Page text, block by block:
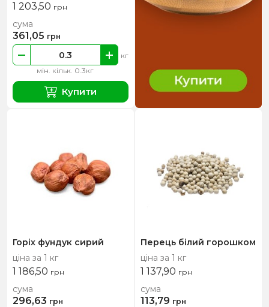
1 203,50 грн
мін. кільк. 0.3кг
кг
сума
361,05 грн
Купити
Горіх фундук сирий
ціна за 1 кг
1 186,50 грн
сума
296,63 грн
Перець білий горошком
ціна за 1 кг
1 137,90 грн
сума
113,79 грн